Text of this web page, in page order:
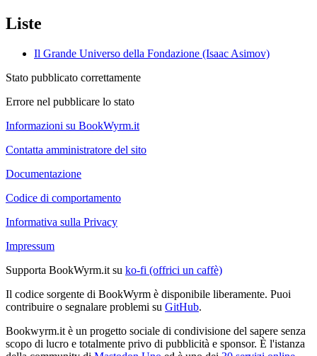
Liste
Il Grande Universo della Fondazione (Isaac Asimov)
Stato pubblicato correttamente
Errore nel pubblicare lo stato
Informazioni su BookWyrm.it
Contatta amministratore del sito
Documentazione
Codice di comportamento
Informativa sulla Privacy
Impressum
Supporta BookWyrm.it su ko-fi (offrici un caffè)
Il codice sorgente di BookWyrm è disponibile liberamente. Puoi
contribuire o segnalare problemi su GitHub.
Bookwyrm.it è un progetto sociale di condivisione del sapere senza
scopo di lucro e totalmente privo di pubblicità e sponsor. È l'istanza